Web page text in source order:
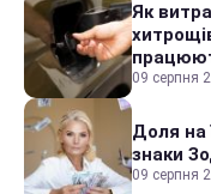
Як
09 серпня
Доля на
знаки
09 серпня